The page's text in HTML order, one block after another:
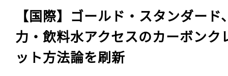
【国際】ゴールド・スタンダード
力・飲料水アクセスのカーボンク
ット方法論を刷新